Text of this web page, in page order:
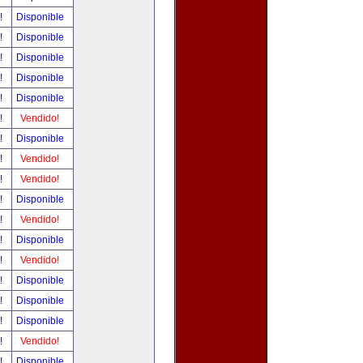
Disponible
Disponible
Disponible
Disponible
Disponible
Vendido!
Disponible
Vendido!
Vendido!
Disponible
Vendido!
Disponible
Vendido!
Disponible
Disponible
Disponible
Vendido!